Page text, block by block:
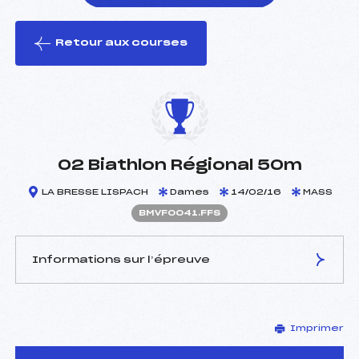
le ski
Retour aux courses
02 Biathlon Régional 50m
LA BRESSE LISPACH Dames 14/02/16 MASS
BMVF0041.FFS
Informations sur l’épreuve
HABRAN THIERRY (MV)
D.T Adjoint :
–
Imprimer